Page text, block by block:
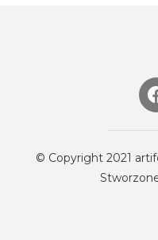
© Copyright 2021